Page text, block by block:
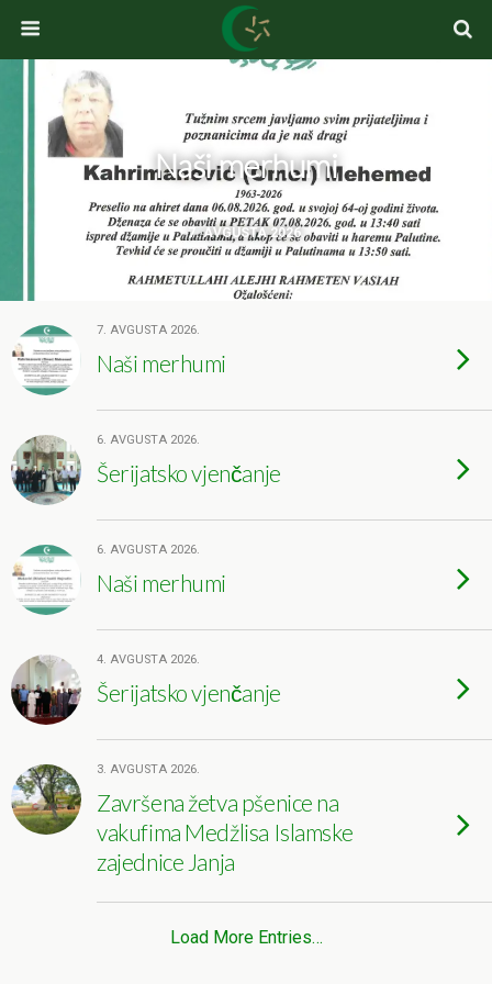
7. AVGUSTA 2026.
Naši merhumi
7. AVGUSTA 2026.
Naši merhumi
6. AVGUSTA 2026.
Šerijatsko vjenčanje
6. AVGUSTA 2026.
Naši merhumi
4. AVGUSTA 2026.
Šerijatsko vjenčanje
3. AVGUSTA 2026.
Završena žetva pšenice na
vakufima Medžlisa Islamske
zajednice Janja
Load More Entries…